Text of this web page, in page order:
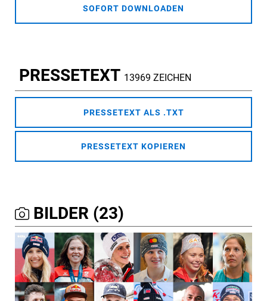
SOFORT DOWNLOADEN
PRESSETEXT 13969 ZEICHEN
PRESSETEXT ALS .TXT
PRESSETEXT KOPIEREN
BILDER (23)